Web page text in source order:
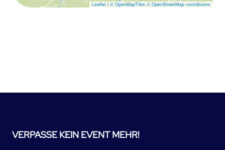
Leaflet | © OpenMapTiles © OpenStreetMap contributors
VERPASSE KEIN EVENT MEHR!